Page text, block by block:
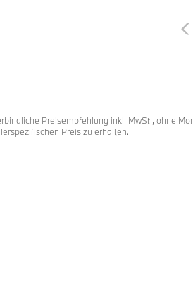
1
Preisempfehlung inkl. MwSt., ohne
Preis zu erhalten.